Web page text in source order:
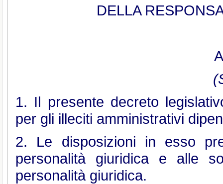
DELLA
1. Il presente decreto
per gli illeciti amministrativi
2. Le disposizioni in esso
personalità giuridica e alle
personalità giuridica.